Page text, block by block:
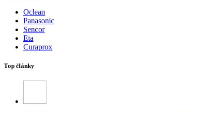
Oclean
Panasonic
Sencor
Eta
Curaprox
Top články